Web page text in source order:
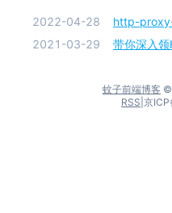
2022-04-28
http-
2021-03-29
带你深入
蚊子前端博客 ©
RSS 京